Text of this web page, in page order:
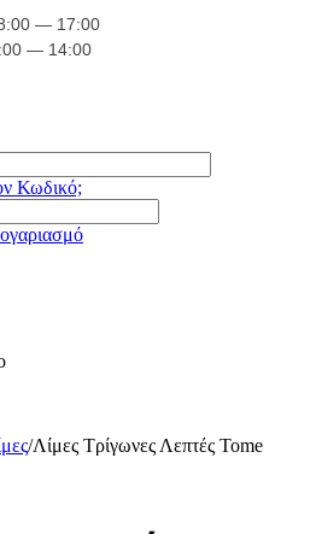
— 17:00
— 14:00
Κωδικό;
/Λίμες Τρίγωνες Λεπτές Tome